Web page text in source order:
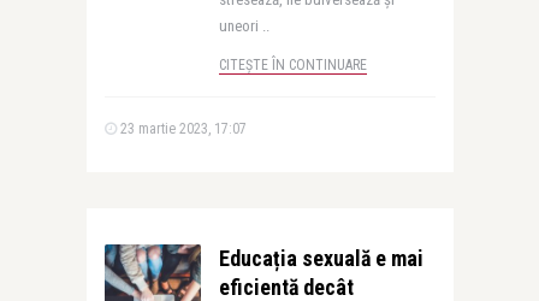
uneori ..
CITEȘTE ÎN CONTINUARE
23 martie 2023, 17:07
Educația sexuală e mai
eficientă decât